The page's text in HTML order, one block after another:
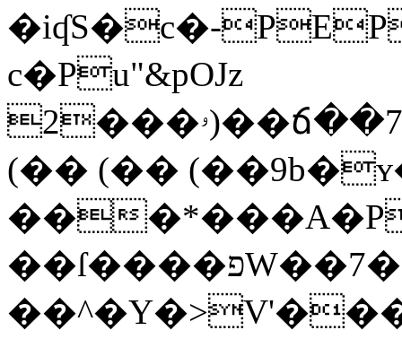
�iʠS�c�-
c�Pu"&pOJz
2���ۥ)��ճ��7
(�� (��
��
��ſ����פW��7�C��?